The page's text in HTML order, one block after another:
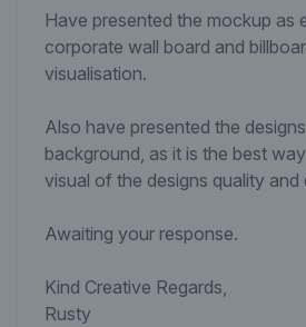
Have presented the mockup as
corporate wall board and
visualisation.
Also have presented the
background, as it is the best
visual of the designs quality and
Awaiting your response.
Kind Creative Regards,
Rusty